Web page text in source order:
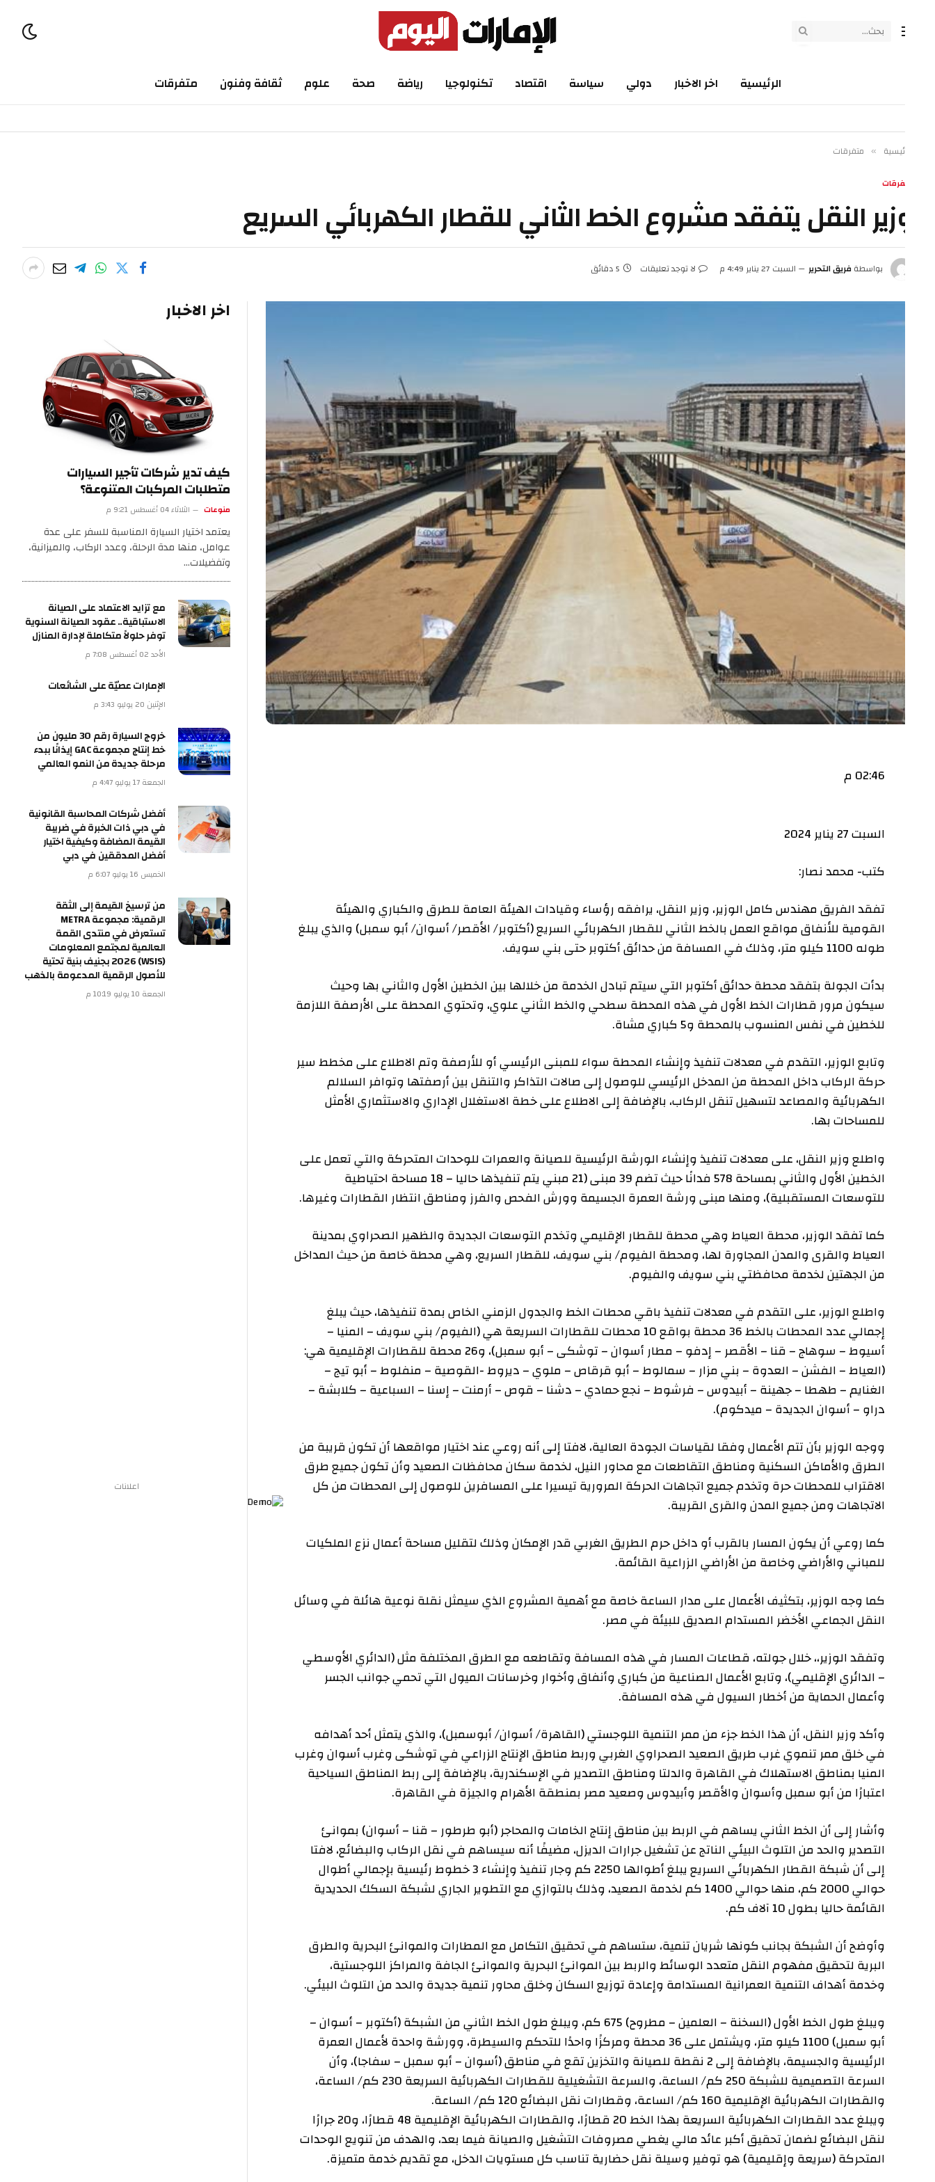
الرئيسية اخر الاخبار دولي سياسة اقتصاد تكنولوجيا رياضة صحة علوم ثقافة وفنون متفرقات
» متفرقات
النقل يتفقد مشروع الخط الثاني للقطار الكهربائي السريع
بواسطة فريق التحرير السبت 27 يناير 4:49 م لا توجد تعليقات 5 دقائق
السبت 27 يناير 2024
كتب- محمد نصار:
تفقد الفريق مهندس كامل الوزير، وزير النقل، يرافقه رؤساء وقيادات الهيئة العامة للطرق والكباري والهيئة
القومية للأنفاق مواقع العمل بالخط الثاني للقطار الكهربائي السريع (أكتوبر/ الأقصر/ أسوان/ أبو سمبل) والذي يبلغ
طوله 1100 كيلو متر، وذلك في المسافة من حدائق أكتوبر حتى بني سويف.
بدأت الجولة بتفقد محطة حدائق أكتوبر التي سيتم تبادل الخدمة من خلالها بين الخطين الأول والثاني بها وحيث
سيكون مرور قطارات الخط الأول في هذه المحطة سطحي والخط الثاني علوي، وتحتوي المحطة على الأرصفة اللازمة
للخطين في نفس المنسوب بالمحطة و5 كباري مشاة.
وتابع الوزير، التقدم في معدلات تنفيذ وإنشاء المحطة سواء للمبنى الرئيسي أو للأرصفة وتم الاطلاع على مخطط سير
حركة الركاب داخل المحطة من المدخل الرئيسي للوصول إلى صالات التذاكر والتنقل بين أرصفتها وتوافر السلالم
الكهربائية والمصاعد لتسهيل تنقل الركاب، بالإضافة إلى الاطلاع على خطة الاستغلال الإداري والاستثماري الأمثل
للمساحات بها.
واطلع وزير النقل، على معدلات تنفيذ وإنشاء الورشة الرئيسية للصيانة والعمرات للوحدات المتحركة والتي تعمل على
الخطين الأول والثاني بمساحة 578 فدانًا حيث تضم 39 مبنى (21 مبني يتم تنفيذها حاليا – 18 مساحة احتياطية
للتوسعات المستقبلية)، ومنها مبنى ورشة العمرة الجسيمة وورش الفحص والفرز ومناطق انتظار القطارات وغيرها.
كما تفقد الوزير، محطة العياط وهي محطة للقطار الإقليمي وتخدم التوسعات الجديدة والظهير الصحراوي بمدينة
العياط والقرى والمدن المجاورة لها، ومحطة الفيوم/ بني سويف، للقطار السريع، وهي محطة خاصة من حيث المداخل
من الجهتين لخدمة محافظتي بني سويف والفيوم.
واطلع الوزير، على التقدم في معدلات تنفيذ باقي محطات الخط والجدول الزمني الخاص بمدة تنفيذها، حيث يبلغ
إجمالي عدد المحطات بالخط 36 محطة بواقع 10 محطات للقطارات السريعة هي (الفيوم/ بني سويف – المنيا –
أسيوط – سوهاج – قنا – الأقصر – إدفو – مطار أسوان – توشكى – أبو سمبل)، و26 محطة للقطارات الإقليمية هي:
(العياط – الفشن – العدوة – بني مزار – سمالوط – أبو قرقاص – ملوي – ديروط -القوصية – منفلوط – أبو تيج –
الغنايم – طهطا – جهينة – أبيدوس – فرشوط – نجع حمادي – دشنا – قوص – أرمنت – إسنا – السباعية – كلابشة –
دراو – أسوان الجديدة – ميدكوم).
ووجه الوزير بأن تتم الأعمال وفقا لقياسات الجودة العالية، لافتا إلى أنه روعي عند اختيار مواقعها أن تكون قريبة من
الطرق والأماكن السكنية ومناطق التقاطعات مع محاور النيل، لخدمة سكان محافظات الصعيد وأن تكون جميع طرق
الاقتراب للمحطات حرة وتخدم جميع اتجاهات الحركة المرورية تيسيرا على المسافرين للوصول إلى المحطات من كل
الاتجاهات ومن جميع المدن والقرى القريبة.
كما روعي أن يكون المسار بالقرب أو داخل حرم الطريق الغربي قدر الإمكان وذلك لتقليل مساحة أعمال نزع الملكيات
للمباني والأراضي وخاصة من الأراضي الزراعية القائمة.
كما وجه الوزير، بتكثيف الأعمال على مدار الساعة خاصة مع أهمية المشروع الذي سيمثل نقلة نوعية هائلة في وسائل
النقل الجماعي الأخضر المستدام الصديق للبيئة في مصر.
وتفقد الوزير،، خلال جولته، قطاعات المسار في هذه المسافة وتقاطعه مع الطرق المختلفة مثل (الدائري الأوسطي
– الدائري الإقليمي)، وتابع الأعمال الصناعية من كباري وأنفاق وأخوار وخرسانات الميول التي تحمي جوانب الجسر
وأعمال الحماية من أخطار السيول في هذه المسافة.
وأكد وزير النقل، أن هذا الخط جزء من ممر التنمية اللوجستي (القاهرة/ أسوان/ أبوسمبل)، والذي يتمثل أحد أهدافه
في خلق ممر تنموي غرب طريق الصعيد الصحراوي الغربي وربط مناطق الإنتاج الزراعي في توشكى وغرب أسوان وغرب
المنيا بمناطق الاستهلاك في القاهرة والدلتا ومناطق التصدير في الإسكندرية، بالإضافة إلى ربط المناطق السياحية
اعتبارًا من أبو سمبل وأسوان والأقصر وأبيدوس وصعيد مصر بمنطقة الأهرام والجيزة في القاهرة.
وأشار إلى أن الخط الثاني يساهم في الربط بين مناطق إنتاج الخامات والمحاجر (أبو طرطور – قنا – أسوان) بموانئ
التصدير والحد من التلوث البيئي الناتج عن تشغيل جرارات الديزل، مضيفًا أنه سيساهم في نقل الركاب والبضائع، لافتا
إلى أن شبكة القطار الكهربائي السريع يبلغ أطوالها 2250 كم وجار تنفيذ وإنشاء 3 خطوط رئيسية بإجمالي أطوال
حوالي 2000 كم، منها حوالي 1400 كم لخدمة الصعيد، وذلك بالتوازي مع التطوير الجاري لشبكة السكك الحديدية
القائمة حاليا بطول 10 آلاف كم.
وأوضح أن الشبكة بجانب كونها شريان تنمية، ستساهم في تحقيق التكامل مع المطارات والموانئ البحرية والطرق
البرية لتحقيق مفهوم النقل متعدد الوسائط والربط بين الموانئ البحرية والموانئ الجافة والمراكز اللوجستية،
وخدمة أهداف التنمية العمرانية المستدامة وإعادة توزيع السكان وخلق محاور تنمية جديدة والحد من التلوث البيئي.
ويبلغ طول الخط الأول (السخنة – العلمين – مطروح) 675 كم، ويبلغ طول الخط الثاني من الشبكة (أكتوبر – أسوان –
أبو سمبل) 1100 كيلو متر، ويشتمل على 36 محطة ومركزًا واحدًا للتحكم والسيطرة، وورشة واحدة لأعمال العمرة
الرئيسية والجسيمة، بالإضافة إلى 2 نقطة للصيانة والتخزين تقع في مناطق (أسوان – أبو سمبل – سفاجا)، وأن
السرعة التصميمية للشبكة 250 كم/ الساعة، والسرعة التشغيلية للقطارات الكهربائية السريعة 230 كم/ الساعة،
والقطارات الكهربائية الإقليمية 160 كم/ الساعة، وقطارات نقل البضائع 120 كم/ الساعة.
ويبلغ عدد القطارات الكهربائية السريعة بهذا الخط 20 قطارًا، والقطارات الكهربائية الإقليمية 48 قطارًا، و20 جرارًا
لنقل البضائع لضمان تحقيق أكبر عائد مالي يغطي مصروفات التشغيل والصيانة فيما بعد، والهدف من تنويع الوحدات
المتحركة (سريعة وإقليمية) هو توفير وسيلة نقل حضارية تناسب كل مستويات الدخل، مع تقديم خدمة متميزة.
اخر الاخبار
كيف تدير شركات تأجير السيارات
متطلبات المركبات المتنوعة؟
الثلاثاء 04 أغسطس 9:21 م
يعتمد اختيار السيارة المناسبة للسفر على عدة
عوامل، منها مدة الرحلة، وعدد الركاب، والميزانية،
وتفضيلات…
مع تزايد الاعتماد على الصيانة
الاستباقية.. عقود الصيانة السنوية
توفر حلولاً متكاملة لإدارة المنازل
الإمارات عصيّة على الشائعات
خروج السيارة رقم 30 مليون من
خط إنتاج مجموعة GAC إيذانًا ببدء
مرحلة جديدة من النمو العالمي
أفضل شركات المحاسبة القانونية
في دبي ذات الخبرة في ضريبة
القيمة المضافة وكيفية اختيار
أفضل المدققين في دبي
من ترسيخ القيمة إلى الثقة
الرقمية: مجموعة METRA
تستعرض في منتدى القمة
العالمية لمجتمع المعلومات
(WSIS) 2026 بجنيف بنية تحتية
للأصول الرقمية المدعومة بالذهب